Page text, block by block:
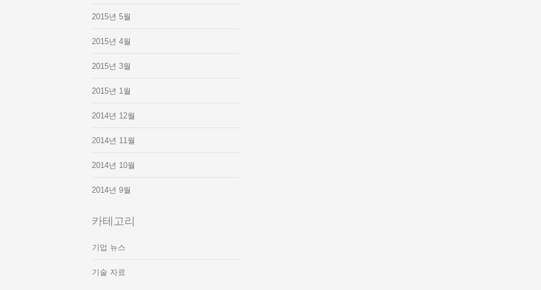
2015년 5월
2015년 4월
2015년 3월
2015년 1월
2014년 12월
2014년 11월
2014년 10월
2014년 9월
카테고리
기업 뉴스
기술 자료